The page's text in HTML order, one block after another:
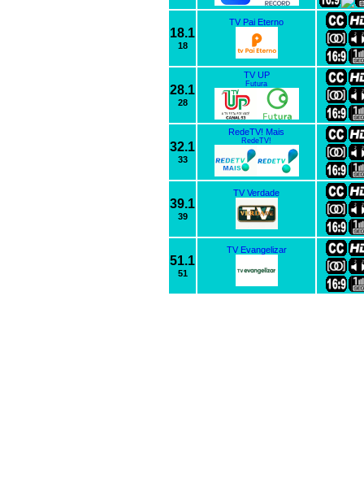
18.1
18
TV Pai Eterno
28.1
28
TV UP
Futura
32.1
33
RedeTV! Mais
RedeTV!
39.1
39
TV Verdade
51.1
51
TV Evangelizar